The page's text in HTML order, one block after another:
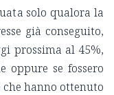
solo qualora la
già conseguito,
prossima al 45%,
oppure se fossero
hanno ottenuto